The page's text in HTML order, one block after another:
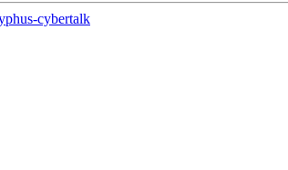
cybertalk